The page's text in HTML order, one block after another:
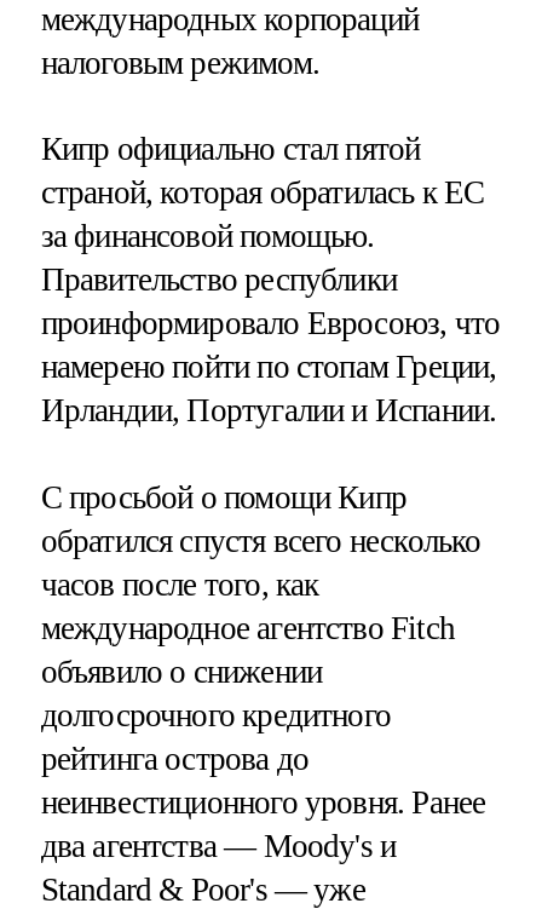
международных корпораций
налоговым режимом.
Кипр официально стал пятой
страной, которая обратилась к ЕС
за финансовой помощью.
Правительство республики
проинформировало Евросоюз, что
намерено пойти по стопам Греции,
Ирландии, Португалии и Испании.
С просьбой о помощи Кипр
обратился спустя всего несколько
часов после того, как
международное агентство Fitch
объявило о снижении
долгосрочного кредитного
рейтинга острова до
неинвестиционного уровня. Ранее
два агентства — Moody's и
Standard & Poor's — уже